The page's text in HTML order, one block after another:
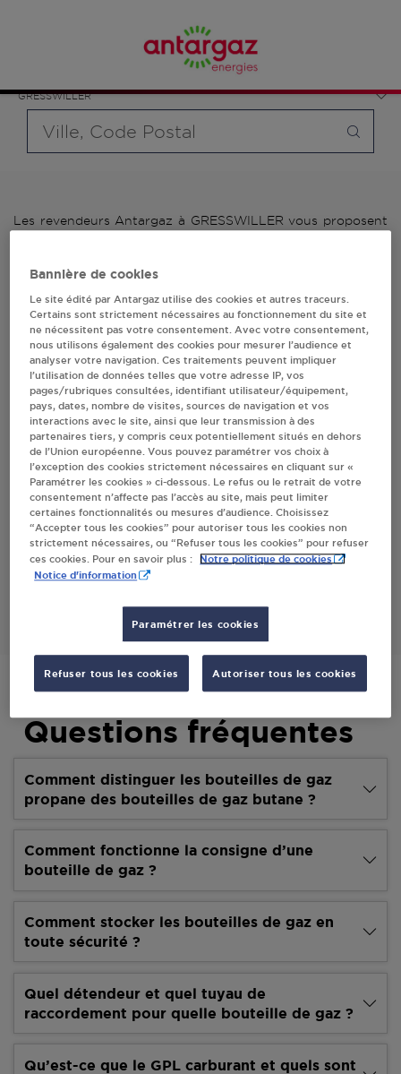
GRESSWILLER
bouteille souhaité et le type de point de vente (revendeur /
distributeur automatique de bouteilles de gaz ou station GPL
carburant)
Les revendeurs Antargaz à GRESSWILLER vous proposent
revendeurs Antargaz à GRESSWILLER, l'adresse, le numéro
bouteilles de gaz.
1 revendeur(s) Antargaz
à GRESSWILLER
Villes
TOTAL / SARL SETHRAN GRESSWILLER
ROUTE EXPRESS VALLEE DE LA BRUCHE
67190GRESSWILLER
Questions fréquentes
Comment distinguer les bouteilles de gaz
propane des bouteilles de gaz butane ?
Comment fonctionne la consigne d’une
bouteille de gaz ?
Comment stocker les bouteilles de gaz en
toute sécurité ?
Quel détendeur et quel tuyau de
raccordement pour quelle bouteille de gaz ?
Qu’est-ce que le GPL carburant et quels sont
Bannière de cookies
Le site édité par Antargaz utilise des cookies et autres traceurs.
Certains sont strictement nécessaires au fonctionnement du site et
ne nécessitent pas votre consentement. Avec votre consentement,
nous utilisons également des cookies pour mesurer l’audience et
analyser votre navigation. Ces traitements peuvent impliquer
l’utilisation de données telles que votre adresse IP, vos
pages/rubriques consultées, identifiant utilisateur/équipement,
pays, dates, nombre de visites, sources de navigation et vos
interactions avec le site, ainsi que leur transmission à des
partenaires tiers, y compris ceux potentiellement situés en dehors
de l’Union européenne. Vous pouvez paramétrer vos choix à
l’exception des cookies strictement nécessaires en cliquant sur «
Paramétrer les cookies » ci-dessous. Le refus ou le retrait de votre
consentement n’affecte pas l’accès au site, mais peut limiter
certaines fonctionnalités ou mesures d’audience. Choisissez
“Accepter tous les cookies” pour autoriser tous les cookies non
strictement nécessaires, ou “Refuser tous les cookies” pour refuser
ces cookies. Pour en savoir plus :
Notre politique de cookies
Notice d'information
Paramétrer les cookies
Refuser tous les cookies Autoriser tous les cookies